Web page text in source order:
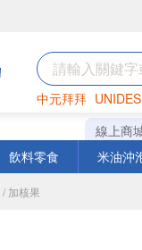
中元拜拜
罐頭 海苔
線上商
飲料零食 米油沖
/ 加核果